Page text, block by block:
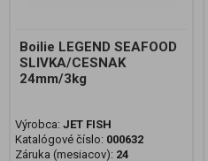
Boilie LEGEND SEAFOOD
SLIVKA/CESNAK
24mm/3kg
Výrobca: JET FISH
Katalógové číslo: 000632
Záruka (mesiacov): 24